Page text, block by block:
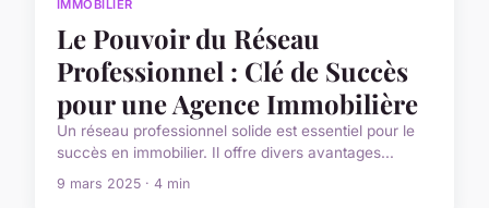
IMMOBILIER
Le Pouvoir du Réseau
Professionnel : Clé de Succès
pour une Agence Immobilière
Un réseau professionnel solide est essentiel pour le
succès en immobilier. Il offre divers avantages...
9 mars 2025 · 4 min